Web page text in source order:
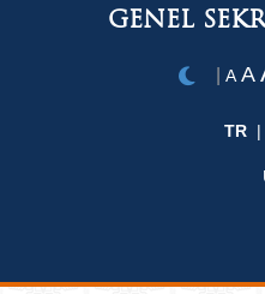
GENEL
A A
TR